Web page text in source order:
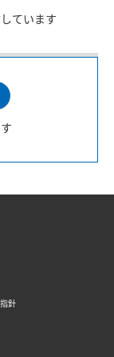
ています
針